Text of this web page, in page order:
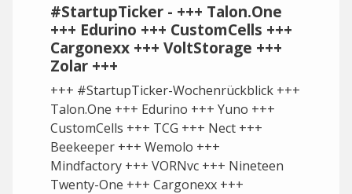
#StartupTicker - +++ Talon.One
+++ Edurino +++ CustomCells +++
Cargonexx +++ VoltStorage +++
Zolar +++
+++ #StartupTicker-Wochenrückblick +++
Talon.One +++ Edurino +++ Yuno +++
CustomCells +++ TCG +++ Nect +++
Beekeeper +++ Wemolo +++
Mindfactory +++ VORNvc +++ Nineteen
Twenty-One +++ Cargonexx +++